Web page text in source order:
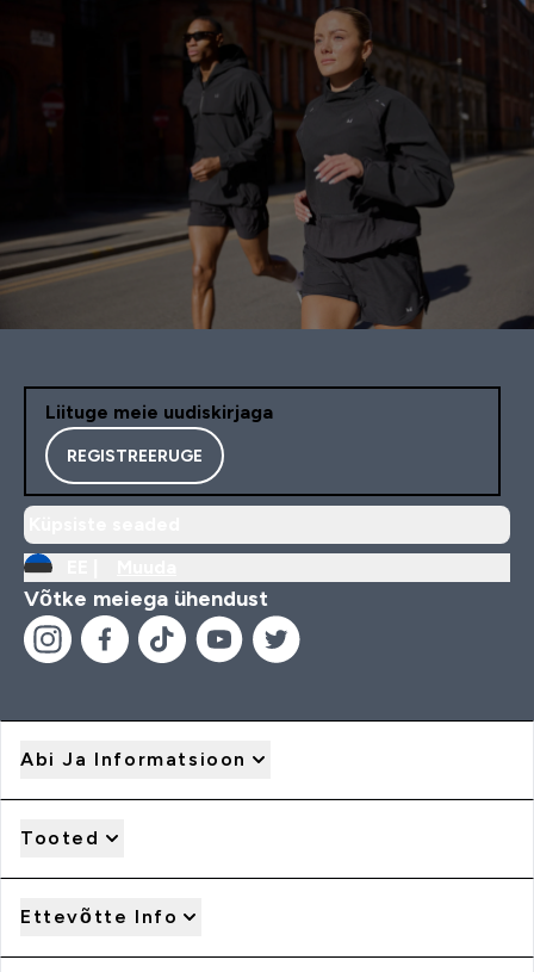
Liituge meie uudiskirjaga
REGISTREERUGE
Võtke meiega ühendust
Abi Ja Informatsioon
Tooted
Ettevõtte Info